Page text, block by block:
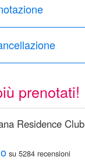
prenotati!
Residence Club
su 5284 recensioni